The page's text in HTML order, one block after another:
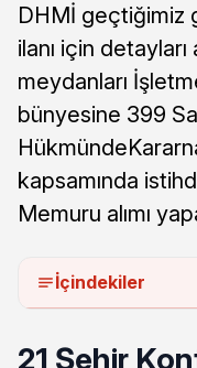
DHMİ geçtiğimiz
ilanı için detayları
meydanları
bünyesine 399
kapsamında
Memuru alımı
İçindekiler
21 Şehir